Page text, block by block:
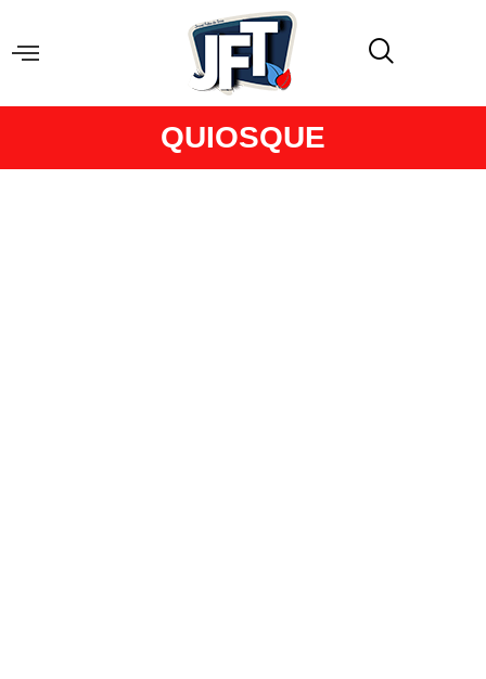
QUIOSQUE